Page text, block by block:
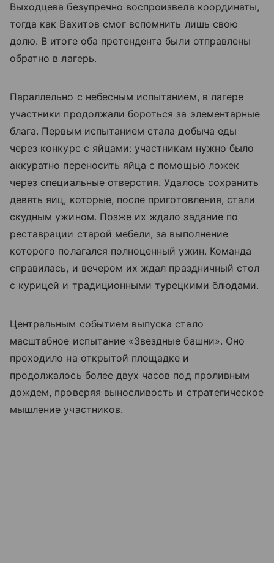
Выходцева безупречно воспроизвела координаты,
тогда как Вахитов смог вспомнить лишь свою
долю. В итоге оба претендента были отправлены
обратно в лагерь.
Параллельно с небесным испытанием, в лагере
участники продолжали бороться за элементарные
блага. Первым испытанием стала добыча еды
через конкурс с яйцами: участникам нужно было
аккуратно переносить яйца с помощью ложек
через специальные отверстия. Удалось сохранить
девять яиц, которые, после приготовления, стали
скудным ужином. Позже их ждало задание по
реставрации старой мебели, за выполнение
которого полагался полноценный ужин. Команда
справилась, и вечером их ждал праздничный стол
с курицей и традиционными турецкими блюдами.
Центральным событием выпуска стало
масштабное испытание «Звездные башни». Оно
проходило на открытой площадке и
продолжалось более двух часов под проливным
дождем, проверяя выносливость и стратегическое
мышление участников.